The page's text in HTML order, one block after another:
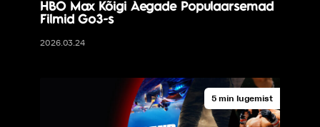
HBO Max Kõigi Aegade Populaarsemad
Filmid Go3-s
2026.03.24
5 min lugemist